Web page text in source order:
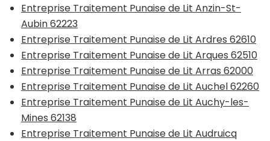
Entreprise Traitement Punaise de Lit Anzin-St-
Aubin 62223
Entreprise Traitement Punaise de Lit Ardres 62610
Entreprise Traitement Punaise de Lit Arques 62510
Entreprise Traitement Punaise de Lit Arras 62000
Entreprise Traitement Punaise de Lit Auchel 62260
Entreprise Traitement Punaise de Lit Auchy-les-
Mines 62138
Entreprise Traitement Punaise de Lit Audruicq